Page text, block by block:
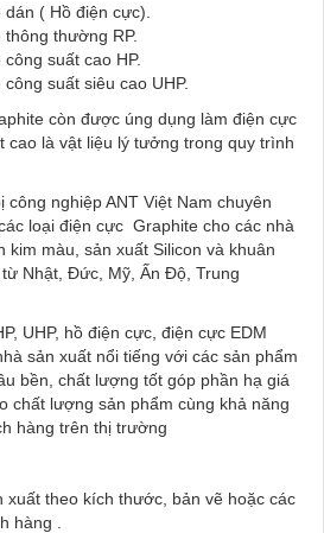
( Hồ điện cực).
thường RP.
suất cao HP.
suất siêu cao UHP.
còn được úng dụng làm điện cực
cao là vật liệu lý tưởng trong quy trình
công nghiệp ANT Việt Nam chuyên
loại điện cực Graphite cho các nhà
kim màu, sản xuất Silicon và khuân
Nhật, Đức, Mỹ, Ấn Độ, Trung
UHP, hồ điện cực, điện cực EDM
sản xuất nổi tiếng với các sản phẩm
bền, chất lượng tốt góp phần hạ giá
chất lượng sản phẩm cùng khả năng
hàng trên thị trường
theo kích thước, bản vẽ hoặc các
hàng .